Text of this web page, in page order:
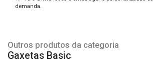
demanda.
Outros produtos da categoria
Gaxetas Basic